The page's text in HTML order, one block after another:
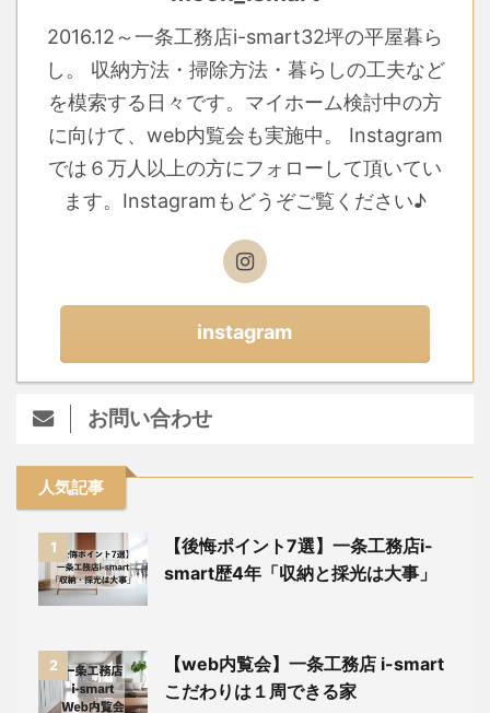
2016.12～一条工務店i-smart32坪の平屋暮ら
し。 収納方法・掃除方法・暮らしの工夫など
を模索する日々です。マイホーム検討中の方
に向けて、web内覧会も実施中。 Instagram
では６万人以上の方にフォローして頂いてい
ます。Instagramもどうぞご覧ください♪
instagram
お問い合わせ
人気記事
1
【後悔ポイント7選】一条工務店i-
smart歴4年「収納と採光は大事」
2
【web内覧会】一条工務店 i-smart
こだわりは１周できる家